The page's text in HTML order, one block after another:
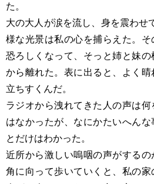
た。
大の大人が涙を流し、身を震わ
様な光景は私の心を捕らえた。
恐ろしくなって、そっと姉と妹
から離れた。表に出ると、よく
立ちすくんだ。
ラジオから洩れてきた人の声は
はなかったが、なにかたいへんな
とだけはわかった。
近所から激しい嗚咽の声がする
角に向って歩いていくと、私の